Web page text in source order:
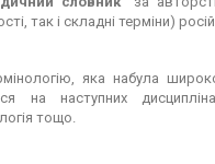
так і складні терміни)
яка набула
на наступних
тощо.